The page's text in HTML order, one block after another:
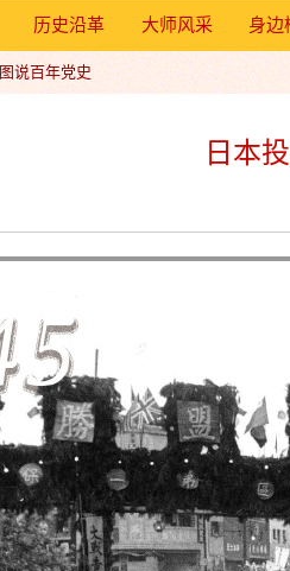
历史沿革 大师风采 身边
图说百年党史
日本